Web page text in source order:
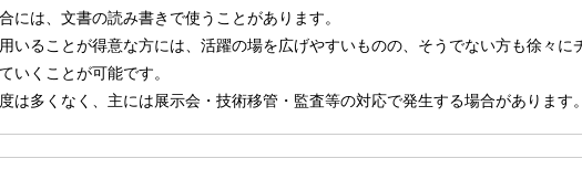
には、文書の読み書きで使うことがあります。
いることが得意な方には、活躍の場を広げやすいものの、そうでない方も徐々に
いくことが可能です。
は多くなく、主には展示会・技術移管・監査等の対応で発生する場合があります。